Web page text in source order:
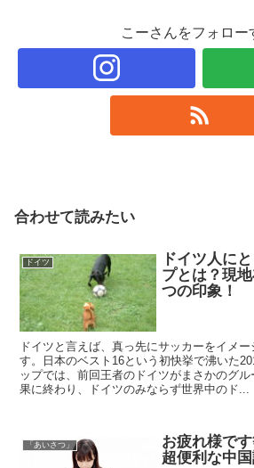
こーさんをフォロー
合わせて読みたい
ドイツ
ドイツ人に
プとは？現
つの印象！
ドイツと言えば、真っ先にサッカーをイメ
す。日本のベスト16という初快挙で沸いた
ップでは、前回王者のドイツがまさかのグ
果に終わり、ドイツのみならず世界中のド...
「あいさつ」
お疲れ様で
超便利な中